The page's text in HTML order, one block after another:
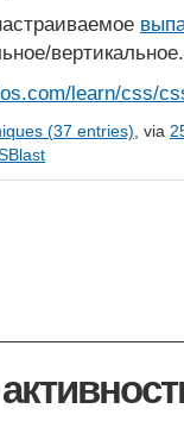
вертикальное.
learn/css/
(37 entries), via